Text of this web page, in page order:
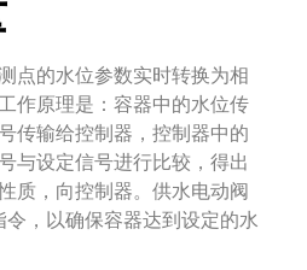
点的水位参数实时转换为相
作原理是：容器中的水位传
传输给控制器，控制器中的
与设定信号进行比较，得出
质，向控制器。供水电动阀
令，以确保容器达到设定的水